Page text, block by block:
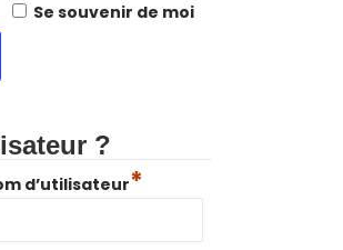
Se souvenir de moi
?
d’utilisateur*